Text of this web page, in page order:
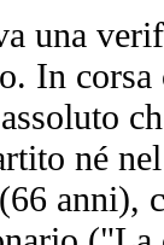
una
In
né
anni),